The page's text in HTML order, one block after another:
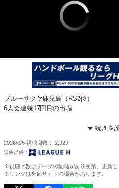
ブルーサクヤ鹿児島（RS2位）
6大会連続17回目の出場
6月12日(金)~6月14(日)｜国立代々木競
大会詳細・チケットはこちら
https://playoffs.leagueh.jp/
続きを
2026/6/6 視聴回数 2,929
※視聴回数はデータの配信があり次第、更新し
※リンクは外部サイトの場合があります。